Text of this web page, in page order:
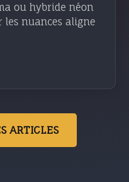
ou hybride néon
les nuances aligne
ARTICLES